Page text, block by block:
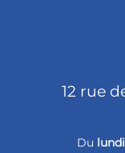
12 rue
Du